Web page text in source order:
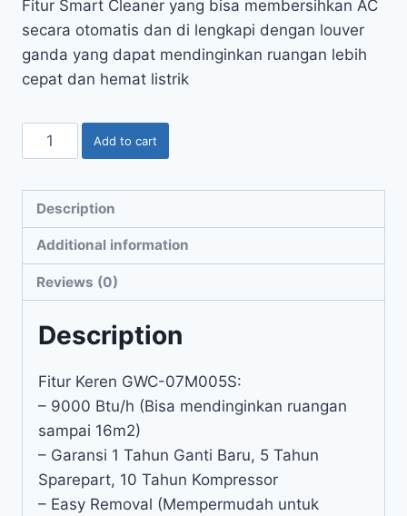
Fitur Smart Cleaner yang bisa membersihkan AC
secara otomatis dan di lengkapi dengan louver
ganda yang dapat mendinginkan ruangan lebih
cepat dan hemat listrik
Add to cart
Description
Additional information
Reviews (0)
Description
Fitur Keren GWC-07M005S:
– 9000 Btu/h (Bisa mendinginkan ruangan
sampai 16m2)
– Garansi 1 Tahun Ganti Baru, 5 Tahun
Sparepart, 10 Tahun Kompressor
– Easy Removal (Mempermudah untuk